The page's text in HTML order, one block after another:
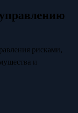
рисками,
и